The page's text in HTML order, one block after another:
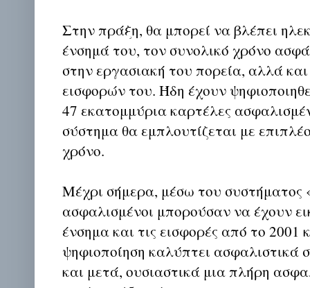
Στην πράξη, θα μπορεί να βλέπει
ένσημά του, τον συνολικό χρόνο
στην εργασιακή του πορεία, αλλά
εισφορών του. Ήδη έχουν
47 εκατομμύρια καρτέλες
σύστημα θα εμπλουτίζεται με
χρόνο.
Μέχρι σήμερα, μέσω του
ασφαλισμένοι μπορούσαν να έχουν
ένσημα και τις εισφορές από το 2001
ψηφιοποίηση καλύπτει ασφαλιστικά
και μετά, ουσιαστικά μια πλήρη